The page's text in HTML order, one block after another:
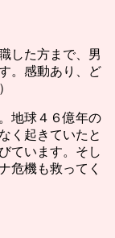
した方まで、男
。感動あり、ど
地球４６億年の
く起きていたと
ています。そし
危機も救ってく